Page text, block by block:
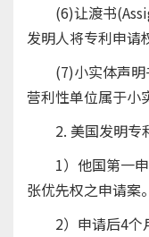
(6)让渡书
发明人将专利申请
(7)小实体声明
营利性单位属于小
2. 美国发明专
1）他国第一申
张优先权之申请案。
2）申请后4个